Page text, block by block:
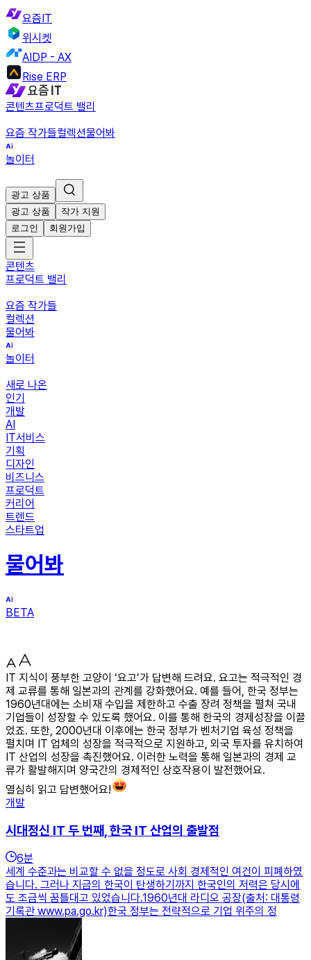
요즘IT
위시켓
AIDP - AX
Rise ERP
콘텐츠프로덕트 밸리
요즘 작가들컬렉션물어봐
놀이터
광고 상품
광고 상품
작가 지원
로그인
회원가입
콘텐츠
프로덕트 밸리
요즘 작가들
컬렉션
물어봐
놀이터
새로 나온
인기
개발
AI
IT서비스
기획
디자인
비즈니스
프로덕트
커리어
트렌드
스타트업
물어봐
BETA
IT 지식이 풍부한 고양이 ‘요고’가 답변해 드려요. 요고는 적극적인 경
제 교류를 통해 일본과의 관계를 강화했어요. 예를 들어, 한국 정부는
1960년대에는 소비재 수입을 제한하고 수출 장려 정책을 펼쳐 국내
기업들이 성장할 수 있도록 했어요. 이를 통해 한국의 경제성장을 이끌
었죠. 또한, 2000년대 이후에는 한국 정부가 벤처기업 육성 정책을
펼치며 IT 업체의 성장을 적극적으로 지원하고, 외국 투자를 유치하여
IT 산업의 성장을 촉진했어요. 이러한 노력을 통해 일본과의 경제 교
류가 활발해지며 양국간의 경제적인 상호작용이 발전했어요.
열심히 읽고 답변했어요!
개발
시대정신 IT 두 번째, 한국 IT 산업의 출발점
6분
세계 수준과는 비교할 수 없을 정도로 사회 경제적인 여건이 피폐하였
습니다. 그러나 지금의 한국이 탄생하기까지 한국인의 저력은 당시에
도 조금씩 꿈틀대고 있었습니다.1960년대 라디오 공장(출처: 대통령
기록관 www.pa.go.kr)한국 정부는 전략적으로 기업 위주의 정